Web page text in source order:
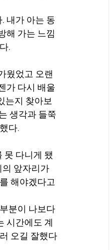
내가 아는 동
해 가는 느낌
.
웠었고 오랜
가 다시 배울
는지 찾아보
생각과 들쭉
다.
못 다니게 됐
의 앞자리가
해야겠다고
분이 나보다
시간에도 계
오길 잘했다